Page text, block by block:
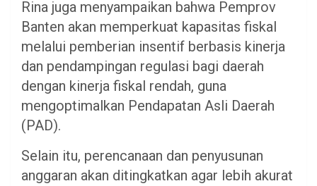
Rina juga menyampaikan bahwa Pemprov
Banten akan memperkuat kapasitas fiskal
melalui pemberian insentif berbasis kinerja
dan pendampingan regulasi bagi daerah
dengan kinerja fiskal rendah, guna
mengoptimalkan Pendapatan Asli Daerah
(PAD).
Selain itu, perencanaan dan penyusunan
anggaran akan ditingkatkan agar lebih akurat